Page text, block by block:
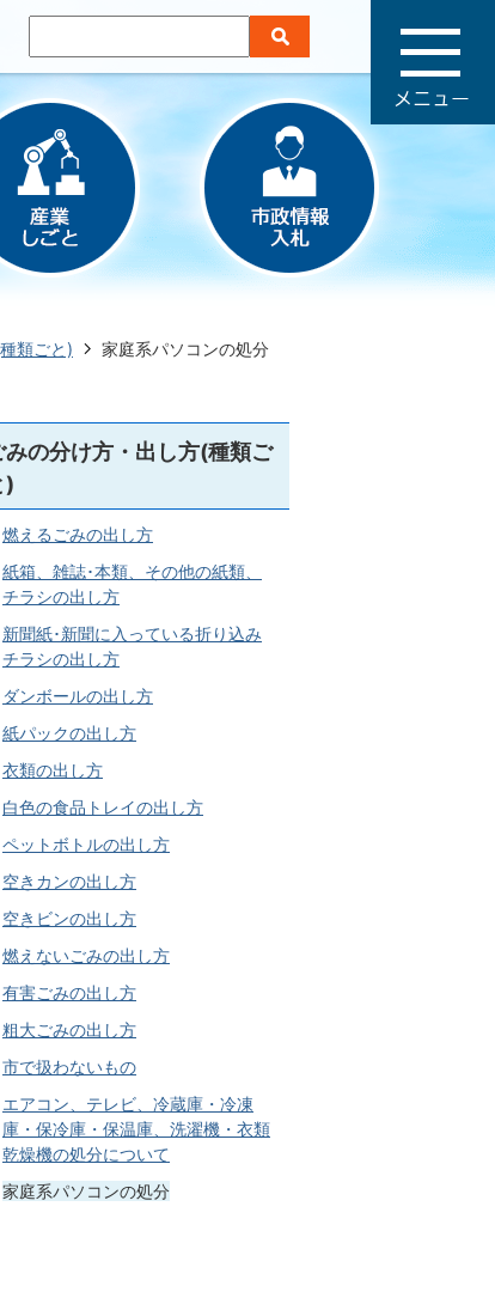
類ごと) 家庭系パソコンの処分
みの分け方・出し方(種類ご
)
燃えるごみの出し方
紙箱、雑誌･本類、その他の紙類、
チラシの出し方
新聞紙･新聞に入っている折り込み
チラシの出し方
ダンボールの出し方
紙パックの出し方
衣類の出し方
白色の食品トレイの出し方
ペットボトルの出し方
空きカンの出し方
空きビンの出し方
燃えないごみの出し方
有害ごみの出し方
粗大ごみの出し方
市で扱わないもの
エアコン、テレビ、冷蔵庫・冷凍
庫・保冷庫・保温庫、洗濯機・衣類
乾燥機の処分について
家庭系パソコンの処分